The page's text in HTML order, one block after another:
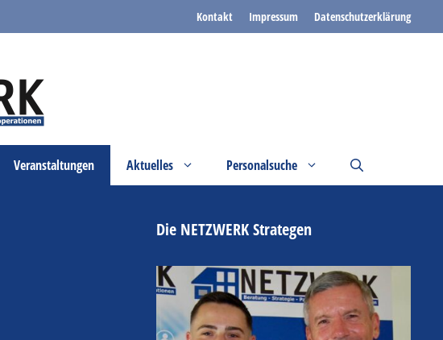
Kontakt Impressum Datenschutzerklärung
Veranstaltungen Aktuelles Personalsuche
Die NETZWERK Strategen